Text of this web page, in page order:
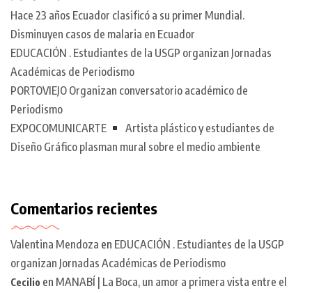
Hace 23 años Ecuador clasificó a su primer Mundial.
Disminuyen casos de malaria en Ecuador
EDUCACIÓN . Estudiantes de la USGP organizan Jornadas
Académicas de Periodismo
PORTOVIEJO Organizan conversatorio académico de
Periodismo
EXPOCOMUNICARTE
Artista plástico y estudiantes de
Diseño Gráfico plasman mural sobre el medio ambiente
Comentarios recientes
Valentina Mendoza en EDUCACIÓN . Estudiantes de la USGP
organizan Jornadas Académicas de Periodismo
Cecilio en MANABÍ | La Boca, un amor a primera vista entre el